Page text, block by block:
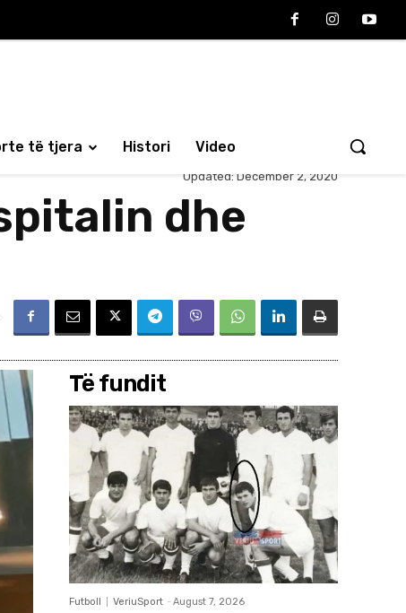
të tjera Histori Video
Updated: December 2, 2020
dhe
Të fundit
Futboll VeriuSport - August 7, 2026